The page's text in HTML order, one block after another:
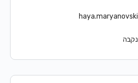
haya.maryanovski
נקבה